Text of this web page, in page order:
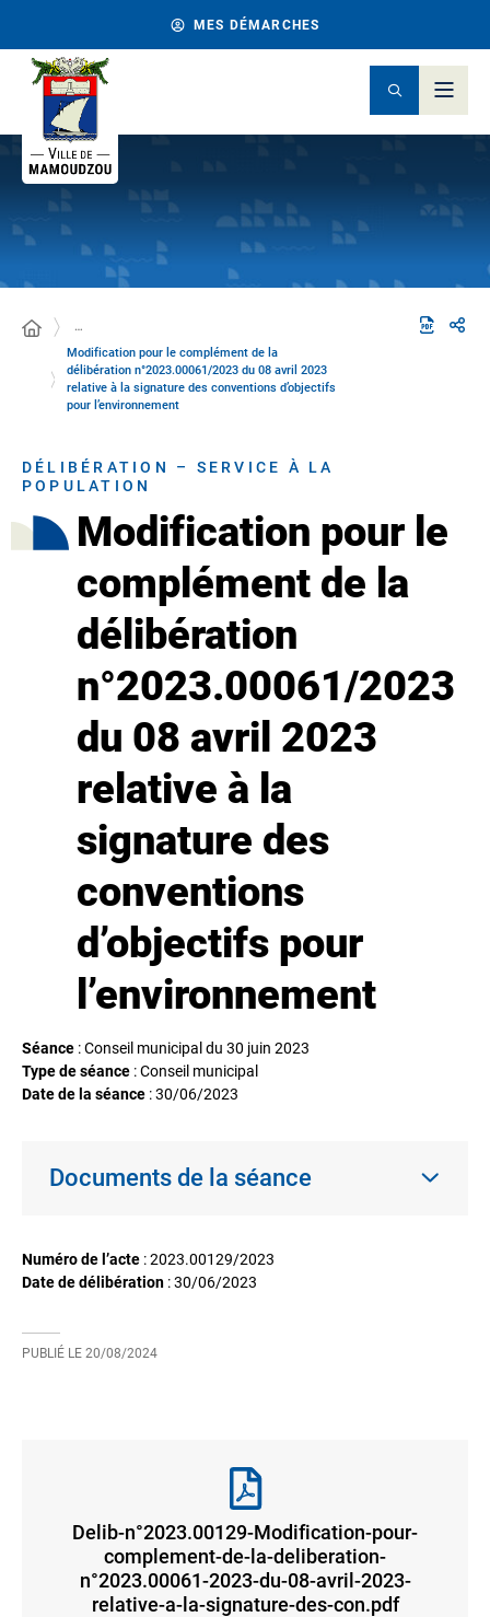
MES DÉMARCHES
…
Modification pour le complément de la
délibération n°2023.00061/2023 du 08 avril 2023
relative à la signature des conventions d’objectifs
pour l’environnement
DÉLIBÉRATION – SERVICE À LA
POPULATION
Modification pour le
complément de la
délibération
n°2023.00061/2023
du 08 avril 2023
relative à la
signature des
conventions
d’objectifs pour
l’environnement
Séance : Conseil municipal du 30 juin 2023
Type de séance : Conseil municipal
Date de la séance :30/06/2023
Documents de la séance
Numéro de l’acte : 2023.00129/2023
Date de délibération :30/06/2023
PUBLIÉ LE 20/08/2024
Delib-n°2023.00129-Modification-pour-
complement-de-la-deliberation-
n°2023.00061-2023-du-08-avril-2023-
relative-a-la-signature-des-con.pdf